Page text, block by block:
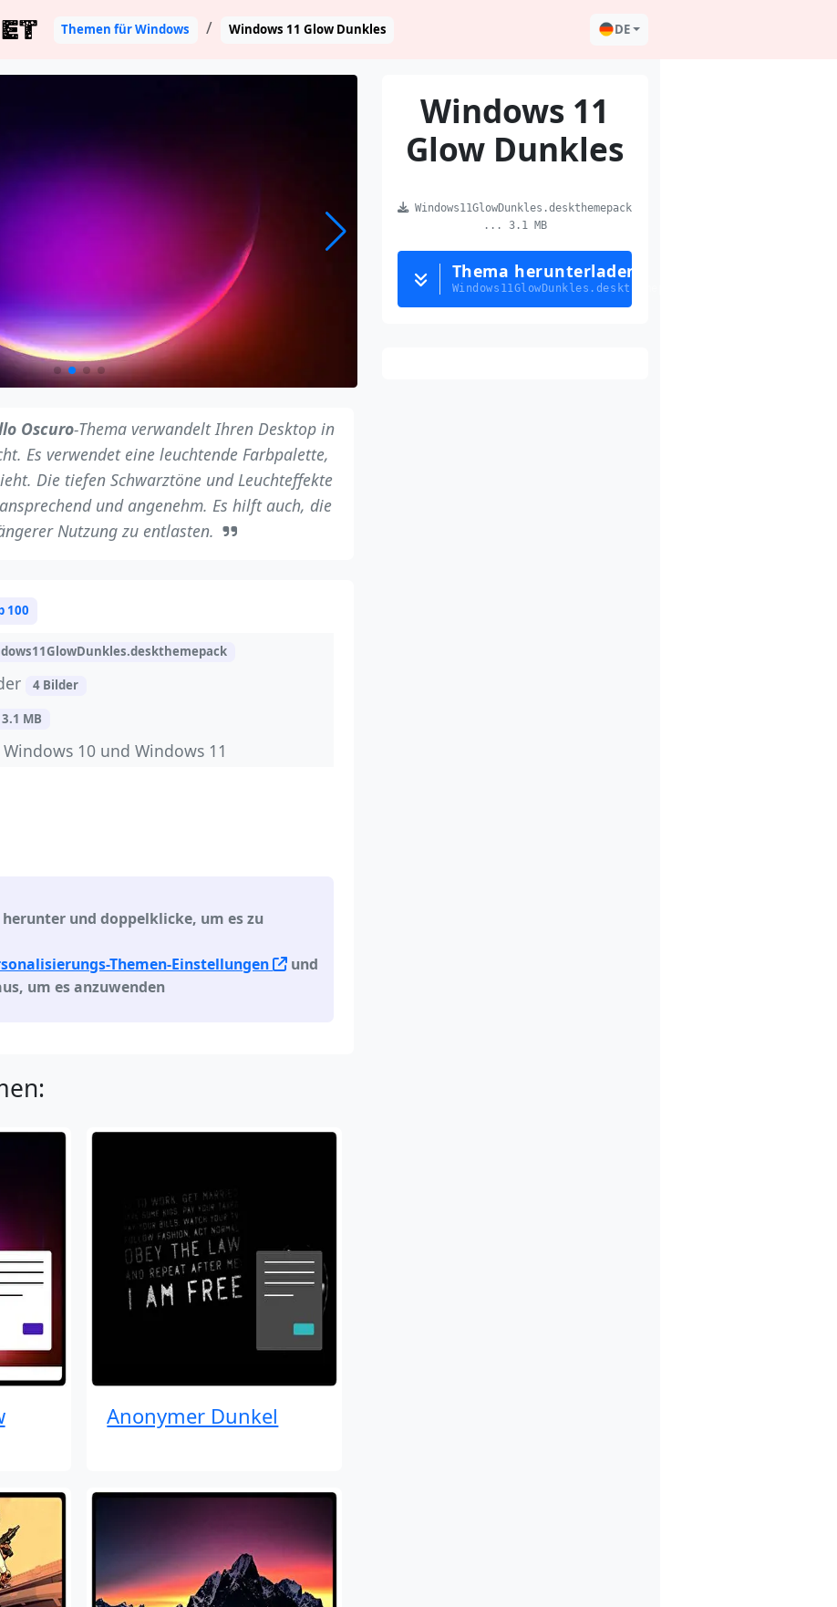
Themen für Windows Windows 11 Glow Dunkles DE
Oscuro-Thema verwandelt Ihren Desktop in
Es verwendet eine leuchtende Farbpalette,
Die tiefen Schwarztöne und Leuchteffekte
und angenehm. Es hilft auch, die
Nutzung zu entlasten.
100
4 Bilder
3.1 MB
10 und Windows 11
herunter und doppelklicke, um es zu
Themen-Einstellungen
und
um es anzuwenden
Anonymer Dunkel
Windows 11
Glow Dunkles
Windows11GlowDunkles.deskthemepack
... 3.1 MB
Thema herunterladen
Windows11GlowDunkles.deskthemepack